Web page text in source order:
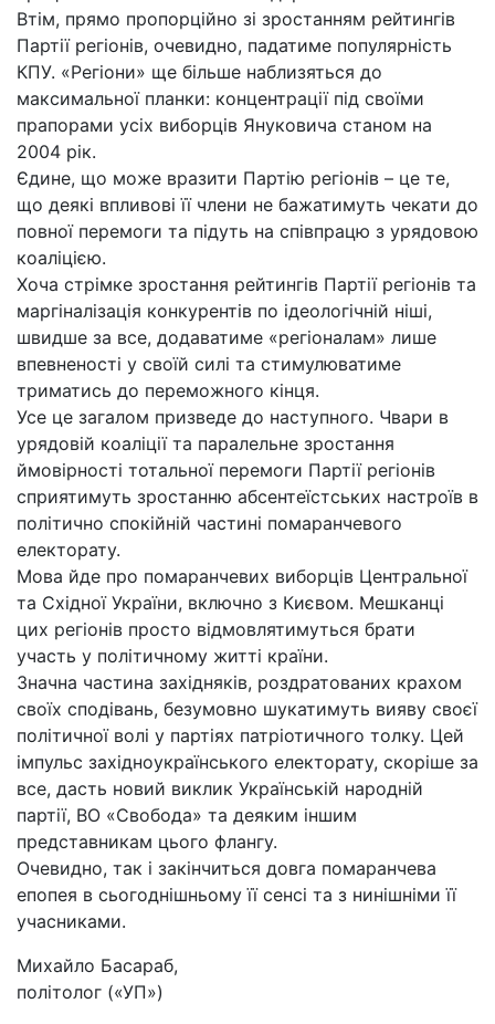
Втім, прямо пропорційно зі зростанням рейтингів
Партії регіонів, очевидно, падатиме популярність
КПУ. «Регіони» ще більше наблизяться до
максимальної планки: концентрації під своїми
прапорами усіх виборців Януковича станом на
2004 рік.
Єдине, що може вразити Партію регіонів – це те,
що деякі впливові її члени не бажатимуть чекати до
повної перемоги та підуть на співпрацю з урядовою
коаліцією.
Хоча стрімке зростання рейтингів Партії регіонів та
маргіналізація конкурентів по ідеологічній ніші,
швидше за все, додаватиме «регіоналам» лише
впевненості у своїй силі та стимулюватиме
триматись до переможного кінця.
Усе це загалом призведе до наступного. Чвари в
урядовій коаліції та паралельне зростання
ймовірності тотальної перемоги Партії регіонів
сприятимуть зростанню абсентеїстських настроїв в
політично спокійній частині помаранчевого
електорату.
Мова йде про помаранчевих виборців Центральної
та Східної України, включно з Києвом. Мешканці
цих регіонів просто відмовлятимуться брати
участь у політичному житті країни.
Значна частина західняків, роздратованих крахом
своїх сподівань, безумовно шукатимуть вияву своєї
політичної волі у партіях патріотичного толку. Цей
імпульс західноукраїнського електорату, скоріше за
все, дасть новий виклик Українській народній
партії, ВО «Свобода» та деяким іншим
представникам цього флангу.
Очевидно, так і закінчиться довга помаранчева
епопея в сьогоднішньому її сенсі та з нинішніми її
учасниками.
Михайло Басараб,
політолог («УП»)